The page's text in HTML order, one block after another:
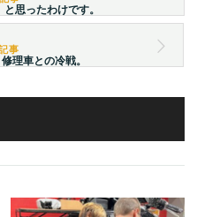
思ったわけです。
理車との冷戦。